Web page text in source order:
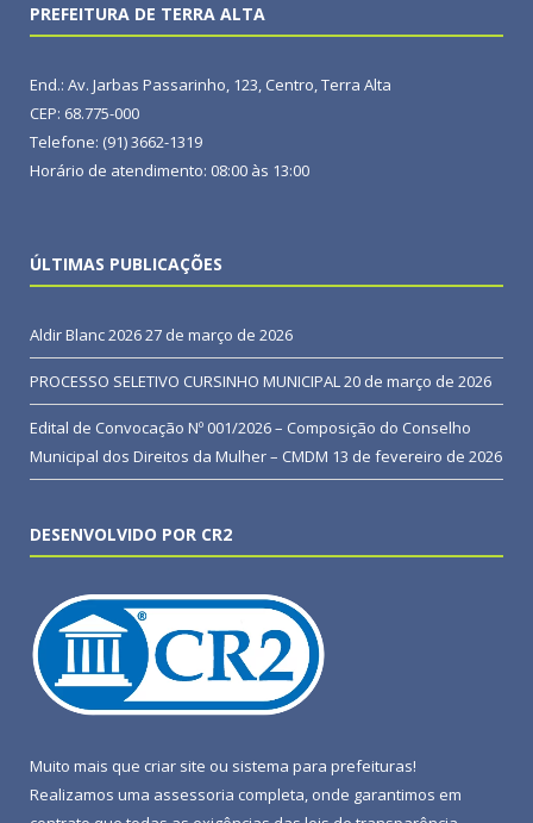
PREFEITURA DE TERRA ALTA
End.: Av. Jarbas Passarinho, 123, Centro, Terra Alta
CEP: 68.775-000
Telefone: (91) 3662-1319
Horário de atendimento: 08:00 às 13:00
ÚLTIMAS PUBLICAÇÕES
Aldir Blanc 202627 de março de 2026
PROCESSO SELETIVO CURSINHO MUNICIPAL20 de março de 2026
Edital de Convocação Nº 001/2026 – Composição do Conselho
Municipal dos Direitos da Mulher – CMDM 13 de fevereiro de 2026
DESENVOLVIDO POR CR2
Muito mais que criar site ou sistema para prefeituras!
Realizamos uma assessoria completa, onde garantimos em